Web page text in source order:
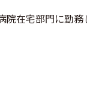
在宅部門に勤